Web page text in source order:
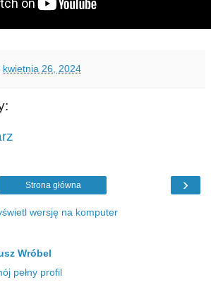
kwietnia 26, 2024
›
Strona główna
wersję na komputer
Wróbel
pełny profil